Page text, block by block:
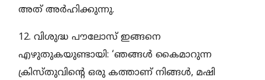
അത് അര്‍ഹിക്കുന്നു.
12. വിശുദ്ധ പൗലോസ് ഇങ്ങനെ
എഴുതുകയുണ്ടായി: ‘ഞങ്ങള്‍ കൈമാറുന്ന
ക്രിസ്തുവിന്റെ ഒരു കത്താണ് നിങ്ങള്‍, മഷി